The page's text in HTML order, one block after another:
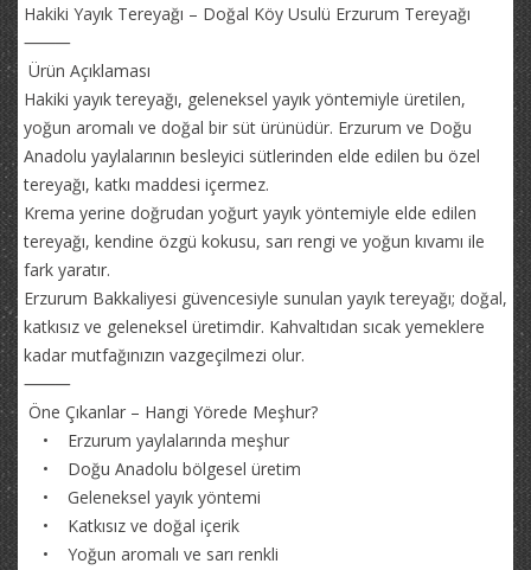
Hakiki Yayık Tereyağı – Doğal Köy Usulü Erzurum Tereyağı
⸻
Ürün Açıklaması
Hakiki yayık tereyağı, geleneksel yayık yöntemiyle üretilen,
yoğun aromalı ve doğal bir süt ürünüdür. Erzurum ve Doğu
Anadolu yaylalarının besleyici sütlerinden elde edilen bu özel
tereyağı, katkı maddesi içermez.
Krema yerine doğrudan yoğurt yayık yöntemiyle elde edilen
tereyağı, kendine özgü kokusu, sarı rengi ve yoğun kıvamı ile
fark yaratır.
Erzurum Bakkaliyesi güvencesiyle sunulan yayık tereyağı; doğal,
katkısız ve geleneksel üretimdir. Kahvaltıdan sıcak yemeklere
kadar mutfağınızın vazgeçilmezi olur.
⸻
Öne Çıkanlar – Hangi Yörede Meşhur?
• Erzurum yaylalarında meşhur
• Doğu Anadolu bölgesel üretim
• Geleneksel yayık yöntemi
• Katkısız ve doğal içerik
• Yoğun aromalı ve sarı renkli